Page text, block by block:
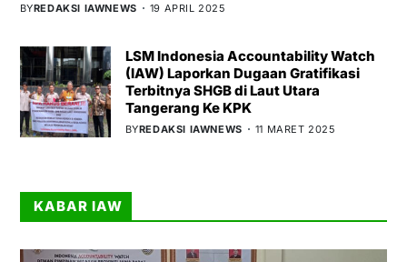
BYREDAKSI IAWNEWS 19 APRIL 2025
LSM Indonesia Accountability Watch
(IAW) Laporkan Dugaan Gratifikasi
Terbitnya SHGB di Laut Utara
Tangerang Ke KPK
BYREDAKSI IAWNEWS 11 MARET 2025
KABAR IAW